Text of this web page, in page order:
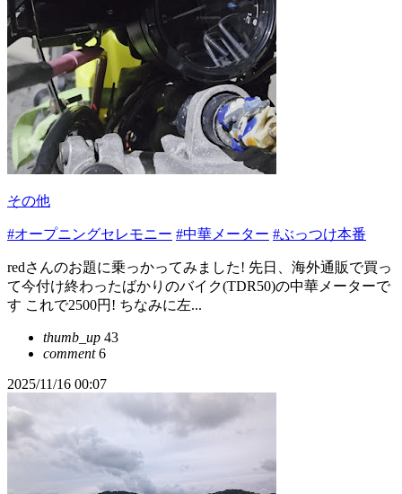
その他
#オープニングセレモニー #中華メーター #ぶっつけ本番
redさんのお題に乗っかってみました! 先日、海外通販で買っ
て今付け終わったばかりのバイク(TDR50)の中華メーターで
す これで2500円! ちなみに左...
thumb_up 43
comment6
2025/11/16 00:07